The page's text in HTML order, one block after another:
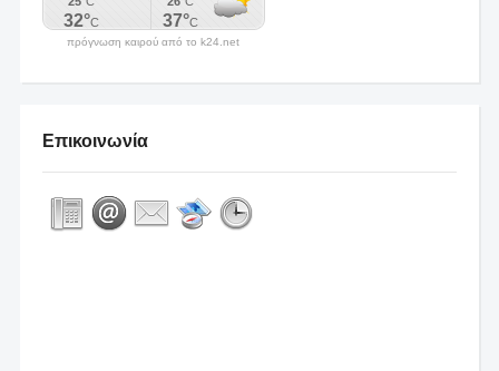
πρόγνωση καιρού από το k24.net
Επικοινωνία